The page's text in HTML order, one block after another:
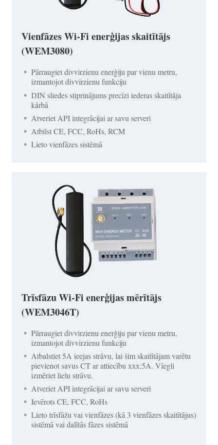
Vienfāzes Wi-Fi enerģijas skaitītājs
(WEM3080)
Pārraugiet divvirzienu enerģiju par vienu metru,
izmantojot divvirzienu funkciju
DIN sliedes stiprinājums precīzi iederas skaitītāja
kārbā
Atveriet API integrācijai ar savu serveri
Atbilst CE, FCC, RoHs, RCM
Lieto vienfāzes sistēmā
Trīsfāzu Wi-Fi enerģijas mērītājs
(WEM3046T)
Pārraugiet divvirzienu enerģiju par vienu metru,
izmantojot divvirzienu funkciju
Atbalstiet 5A ieejas strāvu, lai šim skaitītājam varētu
pievienot savus CT ar attiecību xxx:5A. Viegli
izmēriet lielu strāvu.
Atveriet API integrācijai ar savu serveri
Ievērots CE, FCC, RoHs
Lieto trīsfāžu vai vienfāzes (kā 3 vienfāzes skaitītājus)
sistēmā vai dalītās fāzes sistēmā